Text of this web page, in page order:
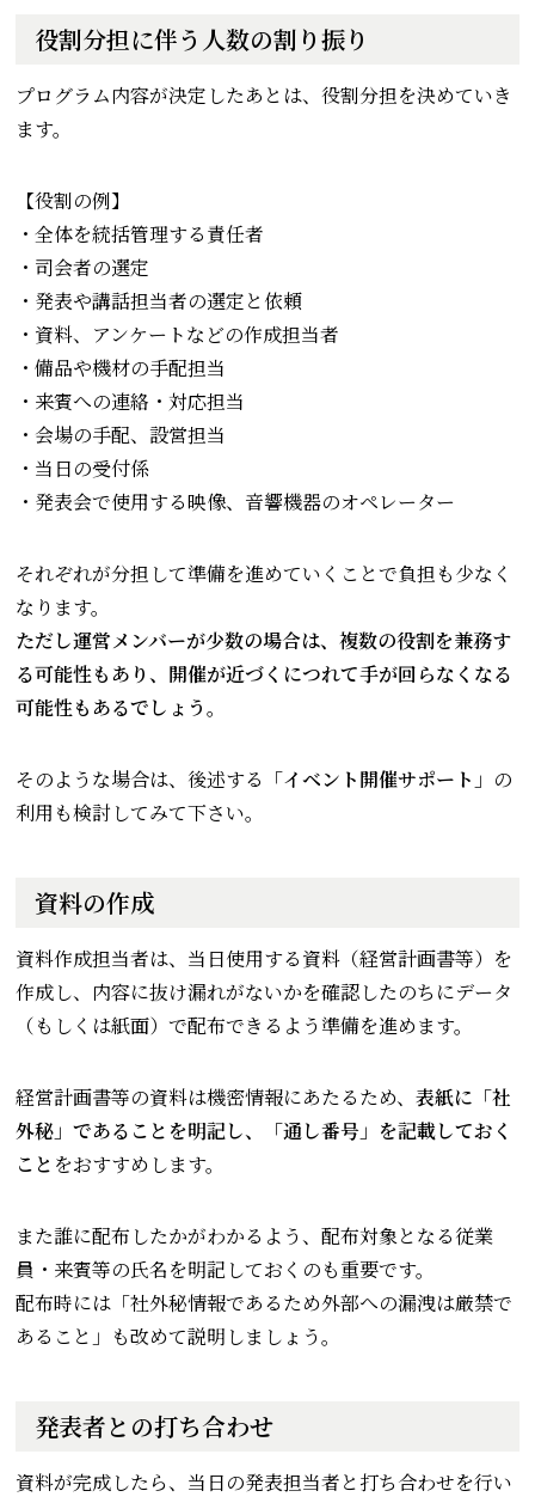
役割分担に伴う人数の割り振り
プログラム内容が決定したあとは、役割分担を決めていき
ます。
【役割の例】
・全体を統括管理する責任者
・司会者の選定
・発表や講話担当者の選定と依頼
・資料、アンケートなどの作成担当者
・備品や機材の手配担当
・来賓への連絡・対応担当
・会場の手配、設営担当
・当日の受付係
・発表会で使用する映像、音響機器のオペレーター
それぞれが分担して準備を進めていくことで負担も少なく
なります。
ただし運営メンバーが少数の場合は、複数の役割を兼務す
る可能性もあり、開催が近づくにつれて手が回らなくなる
可能性もあるでしょう。
そのような場合は、後述する 「イベント開催サポート」 の
利用も検討してみて下さい。
資料の作成
資料作成担当者は、当日使用する資料（経営計画書等）を
作成し、内容に抜け漏れがないかを確認したのちにデータ
（もしくは紙面）で配布できるよう準備を進めます。
経営計画書等の資料は機密情報にあたるため、表紙に「社
外秘」であることを明記し、「通し番号」を記載しておく
こと をおすすめします。
また誰に配布したかがわかるよう、配布対象となる従業
員・来賓等の氏名を明記しておくのも重要です。
配布時には「社外秘情報であるため外部への漏洩は厳禁で
あること」も改めて説明しましょう。
発表者との打ち合わせ
資料が完成したら、当日の発表担当者と打ち合わせを行い